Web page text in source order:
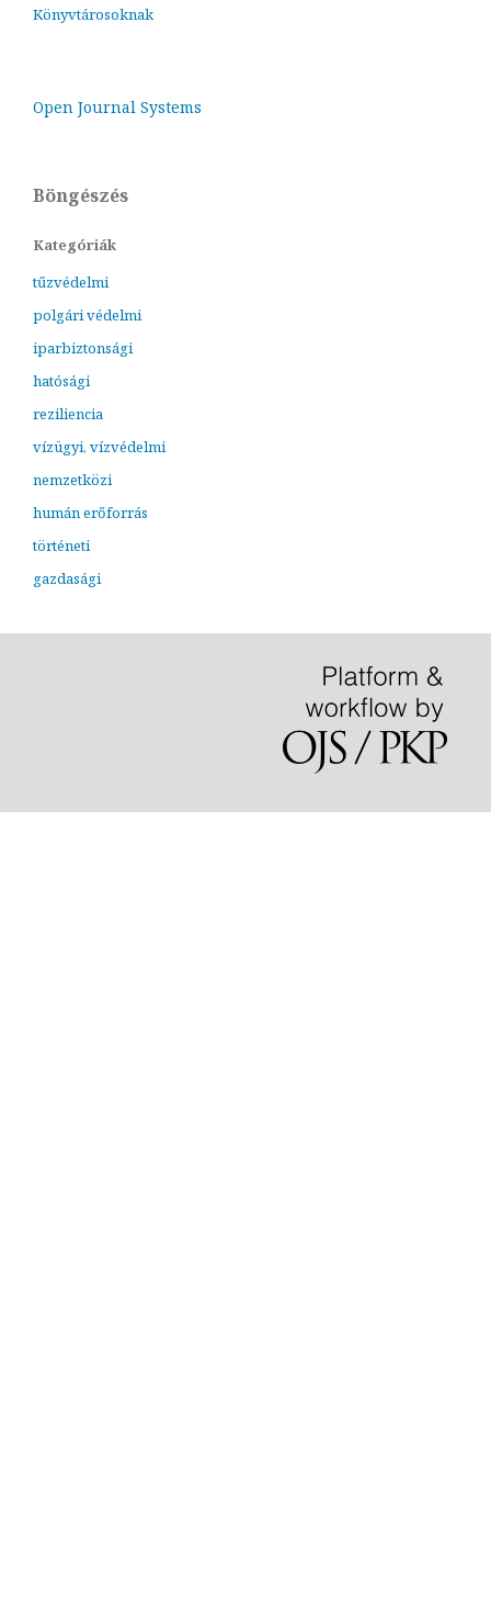
Könyvtárosoknak
Open Journal Systems
Böngészés
Kategóriák
tűzvédelmi
polgári védelmi
iparbiztonsági
hatósági
reziliencia
vízügyi, vízvédelmi
nemzetközi
humán erőforrás
történeti
gazdasági